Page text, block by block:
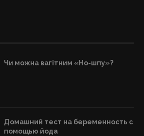
Чи можна вагітним «Но-шпу»?
Домашний тест на беременность с
помощью йода